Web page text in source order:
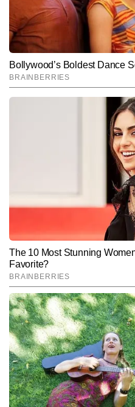
जिससे यातायात प्रभावित हुआ
पहुंचा।
Hindi NewsCities
AUTHOR
दिगपाल सिंह टाइम्स नाउ
से जुड़ी ताजाखबरें, लोकल
मजबूत पकड़ है। 2006 से
डिजिटल दोनों माध्यमों में
हुए उन्होंने ग्राउंड-लेवल
तक हर स्तर पर अनुभव
चुके दिगपाल हाइपर-लोकल
जुड़े वास्तविक मुद्दों को समझने
Subscribe to